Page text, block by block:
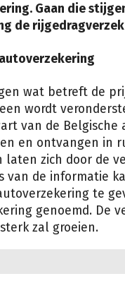
Gaan die
de
wat betreft de
wordt
van de
en ontvangen in
laten zich door de
van de informatie
te
genoemd. De
zal groeien.